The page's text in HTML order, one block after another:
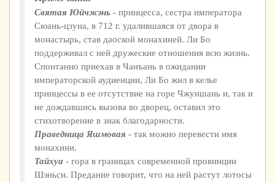
Святая Юйчжэнь - принцесса, сестра императора
Сюань-цзуна, в 712 г. удалившаяся от двора в
монастырь, став даоской монахиней. Ли Бо
поддерживал с ней дружеские отношения всю жизнь.
Спонтанно приехав в Чанъань в ожидании
императорской аудиенции, Ли Бо жил в келье
принцессы в ее отсутствие на горе Чжуншань и, так и
не дождавшись вызова во дворец, оставил это
стихотворение в знак благодарности.
Праведница Яшмовая - так можно перевести имя
монахини.
Тайхуа - гора в границах современной провинции
Шэньси. Предание говорит, что на ней растут лотосы